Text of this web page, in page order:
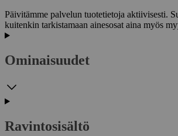
Päivitämme palvelun tuotetietoja aktiivisesti.
kuitenkin tarkistamaan ainesosat aina myös
Ominaisuudet
Ravintosisältö